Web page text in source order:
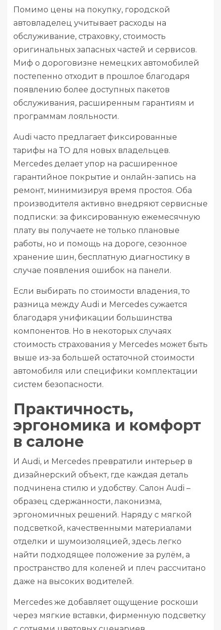
Помимо цены на покупку, городской
автовладелец учитывает расходы на
обслуживание, страховку, стоимость
оригинальных запасных частей и сервисов.
Миф о дороговизне немецких автомобилей
постепенно отходит в прошлое благодаря
появлению более доступных пакетов
обслуживания, расширенным гарантиям и
программам лояльности.
Audi часто предлагает фиксированные
тарифы на ТО для новых владельцев.
Mercedes делает упор на расширенное
гарантийное покрытие и онлайн-запись на
ремонт, минимизируя время простоя. Оба
производителя активно внедряют сервисные
подписки: за фиксированную ежемесячную
плату вы получаете не только плановые
работы, но и помощь на дороге, сезонное
хранение шин, бесплатную диагностику в
случае появления ошибок на панели.
Если выбирать по стоимости владения, то
разница между Audi и Mercedes сужается
благодаря унификации большинства
компонентов. Но в некоторых случаях
стоимость страхования у Mercedes может быть
выше из-за большей остаточной стоимости
автомобиля или специфики комплектации
систем безопасности.
Практичность,
эргономика и комфорт
в салоне
И Audi, и Mercedes превратили интерьер в
дизайнерский объект, где каждая деталь
подчинена стилю и удобству. Салон Audi –
образец сдержанности, лаконизма,
эргономичных решений. Наряду с мягкой
подсветкой, качественными материалами
отделки и шумоизоляцией, здесь легко
найти подходящее положение за рулём, а
пространство для коленей и плеч рассчитано
даже на высоких водителей.
Mercedes же добавляет ощущение роскоши
через мягкие вставки, фирменную подсветку